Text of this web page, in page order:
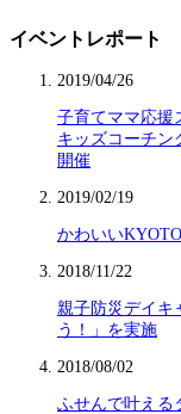
イベントレポート
2019/04/26
子育てママ応援
キッズコーチン
開催
2019/02/19
かわいい
2018/11/22
親子防災デイキ
う！」を実施
2018/08/02
ふせんで叶える